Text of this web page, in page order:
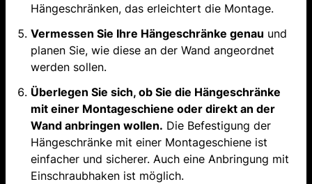
Hängeschränken, das erleichtert die Montage.
Vermessen Sie Ihre Hängeschränke genau und
planen Sie, wie diese an der Wand angeordnet
werden sollen.
Überlegen Sie sich, ob Sie die Hängeschränke
mit einer Montageschiene oder direkt an der
Wand anbringen wollen. Die Befestigung der
Hängeschränke mit einer Montageschiene ist
einfacher und sicherer. Auch eine Anbringung mit
Einschraubhaken ist möglich.